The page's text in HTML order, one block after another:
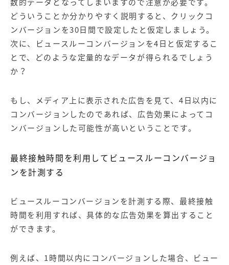
どういうことか分かりやすく説明すると、クリックコ
ンバージョンを30日間で設定したと仮定しましょう。
次に、ビュースルーコンバージョンを4日と仮定するこ
とで、どのような定量的なデータが得られるでしょう
か？
もし、メディア上に表示された広告を見て、4日以内に
コンバージョンしたのであれば、広告効果によってコ
ンバージョンした可能性が高いということです。
最終接触時間を利用してビュースルーコンバージョ
ンを計測する
ビュースルーコンバージョンを計測する際、最終接触
時間を利用すれば、具体的な広告効果を算出すること
ができます。
例えば、1時間以内にコンバージョンした場合、ビュー